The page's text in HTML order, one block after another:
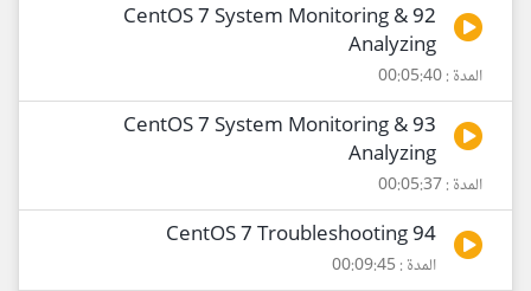
92 CentOS 7 System Monitoring &
Analyzing
المدة : 00:05:40
93 CentOS 7 System Monitoring &
Analyzing
المدة : 00:05:37
94 CentOS 7 Troubleshooting
المدة : 00:09:45